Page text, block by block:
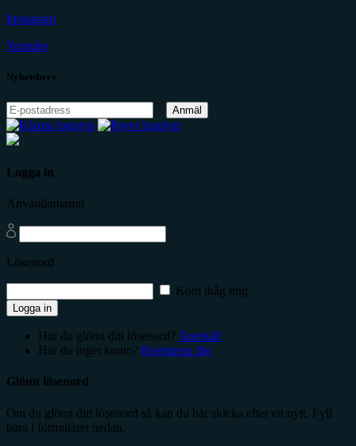
Instagram
Youtube
Nyhetsbrev
Anmäl
Logga in
Användarnamn
Lösenord
Kom ihåg mig
Logga in
Har du glömt ditt lösenord? Återställ
Har du inget konto? Registrera dig
Glömt lösenord
Om du glömt ditt lösenord så kan du här skicka efter ett nytt. Fyll
bara i formuläret nedan.